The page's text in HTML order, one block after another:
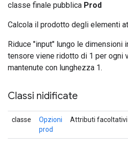
classe finale pubblica Prod
Calcola il prodotto degli elementi
Riduce "input" lungo le dimensioni
tensore viene ridotto di 1 per ogni
mantenute con lunghezza 1.
Classi nidificate
classe
Opzioni
prod
Attributi